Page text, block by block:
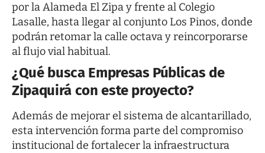
por la Alameda El Zipa y frente al Colegio
Lasalle, hasta llegar al conjunto Los Pinos, donde
podrán retomar la calle octava y reincorporarse
al flujo vial habitual.
¿Qué busca Empresas Públicas de
Zipaquirá con este proyecto?
Además de mejorar el sistema de alcantarillado,
esta intervención forma parte del compromiso
institucional de fortalecer la infraestructura